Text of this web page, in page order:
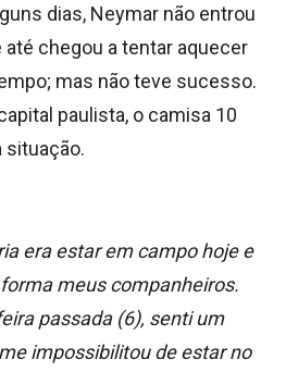
dias, Neymar não entrou
até chegou a tentar aquecer
mas não teve sucesso.
paulista, o camisa 10
situação.
era estar em campo hoje e
meus companheiros.
passada (6), senti um
impossibilitou de estar no